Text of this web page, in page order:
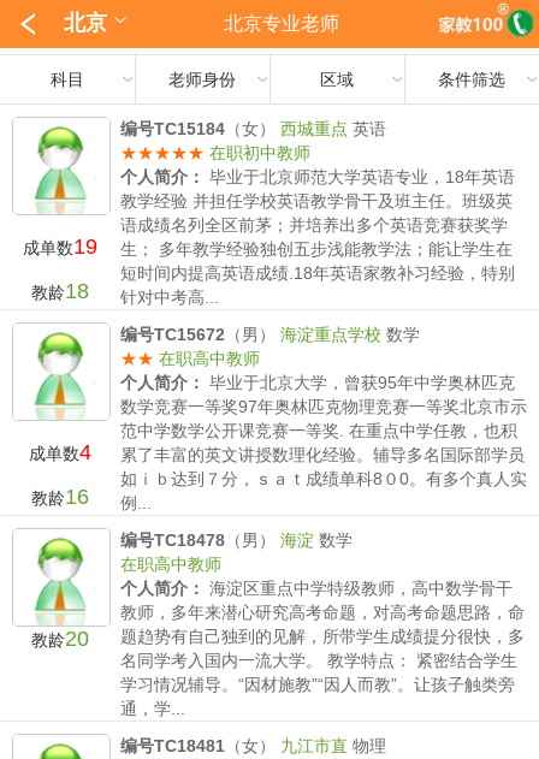
北京 北京专业老师
科目 老师身份 区域 条件筛选
成单数19
教龄18
编号TC15184 （女） 西城重点 英语
★★★★★ 在职初中教师
个人简介： 毕业于北京师范大学英语专业，18年英语
教学经验 并担任学校英语教学骨干及班主任。班级英
语成绩名列全区前茅；并培养出多个英语竞赛获奖学
生； 多年教学经验独创五步浅能教学法；能让学生在
短时间内提高英语成绩.18年英语家教补习经验，特别
针对中考高...
800/时
成单数4
教龄16
编号TC15672 （男） 海淀重点学校 数学
★★ 在职高中教师
个人简介： 毕业于北京大学，曾获95年中学奥林匹克
数学竞赛一等奖97年奥林匹克物理竞赛一等奖北京市示
范中学数学公开课竞赛一等奖. 在重点中学任教，也积
累了丰富的英文讲授数理化经验。辅导多名国际部学员
如ｉｂ达到７分，ｓａｔ成绩单科8０0。有多个真人实
例...
900/时
教龄20
编号TC18478 （男） 海淀 数学
在职高中教师
个人简介： 海淀区重点中学特级教师，高中数学骨干
教师，多年来潜心研究高考命题，对高考命题思路，命
题趋势有自己独到的见解，所带学生成绩提分很快，多
名同学考入国内一流大学。 教学特点： 紧密结合学生
学习情况辅导。“因材施教”“因人而教”。让孩子触类旁
通，学...
编号TC18481 （女） 九江市直 物理